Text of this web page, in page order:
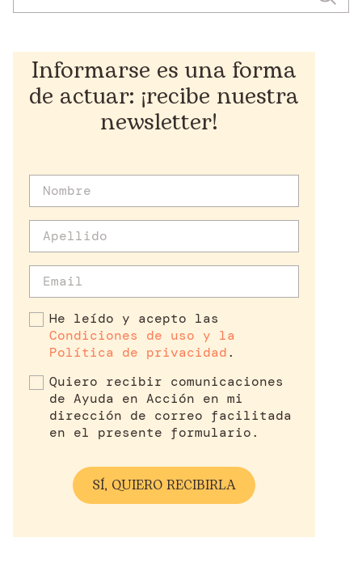
Informarse es una forma
de actuar: ¡recibe nuestra
newsletter!
He leído y acepto las
Condiciones de uso y la
Política de privacidad.
Quiero recibir comunicaciones
de Ayuda en Acción en mi
dirección de correo facilitada
en el presente formulario.